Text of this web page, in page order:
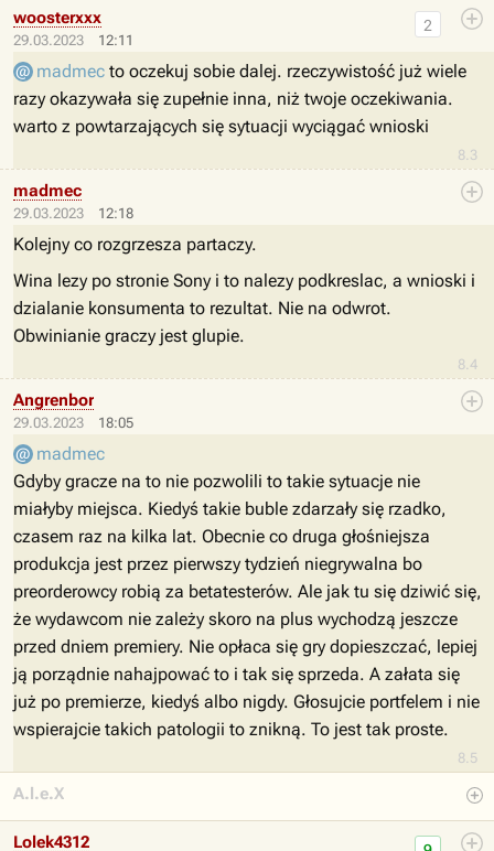
29.03.2023 12:11
8.3
2
woosterxxx
madmec to oczekuj sobie dalej. rzeczywistość już wiele
razy okazywała się zupełnie inna, niż twoje oczekiwania.
warto z powtarzających się sytuacji wyciągać wnioski
29.03.2023 12:18
8.4
madmec
Kolejny co rozgrzesza partaczy.
Wina lezy po stronie Sony i to nalezy podkreslac, a wnioski i
dzialanie konsumenta to rezultat. Nie na odwrot.
Obwinianie graczy jest glupie.
29.03.2023 18:05
8.5
Angrenbor
madmec
Gdyby gracze na to nie pozwolili to takie sytuacje nie
miałyby miejsca. Kiedyś takie buble zdarzały się rzadko,
czasem raz na kilka lat. Obecnie co druga głośniejsza
produkcja jest przez pierwszy tydzień niegrywalna bo
preorderowcy robią za betatesterów. Ale jak tu się dziwić się,
że wydawcom nie zależy skoro na plus wychodzą jeszcze
przed dniem premiery. Nie opłaca się gry dopieszczać, lepiej
ją porządnie nahajpować to i tak się sprzeda. A załata się
już po premierze, kiedyś albo nigdy. Głosujcie portfelem i nie
wspierajcie takich patologii to znikną. To jest tak proste.
A.l.e.X
Lolek4312